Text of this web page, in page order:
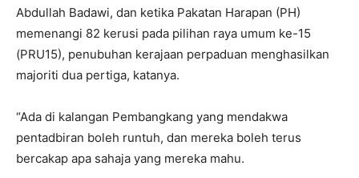
Abdullah Badawi, dan ketika Pakatan Harapan (PH)
memenangi 82 kerusi pada pilihan raya umum ke-15
(PRU15), penubuhan kerajaan perpaduan menghasilkan
majoriti dua pertiga, katanya.
“Ada di kalangan Pembangkang yang mendakwa
pentadbiran boleh runtuh, dan mereka boleh terus
bercakap apa sahaja yang mereka mahu.